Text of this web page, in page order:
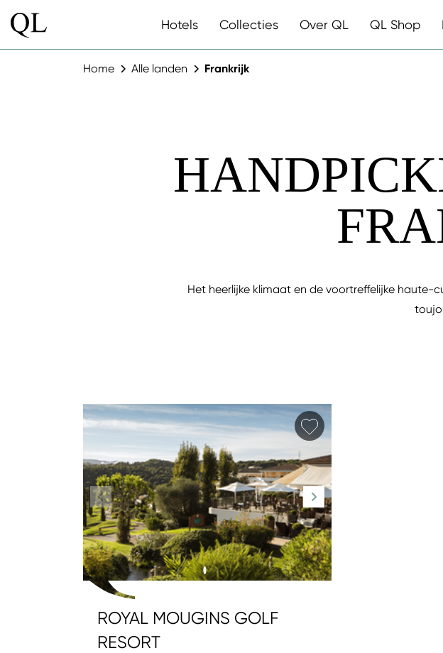
Hotels Collecties Over QL QL Shop
Home Alle landen Frankrijk
Het heerlijke klimaat en de voortreffelijke haute-
Favoriet toevoegen
ROYAL MOUGINS GOLF
RESORT